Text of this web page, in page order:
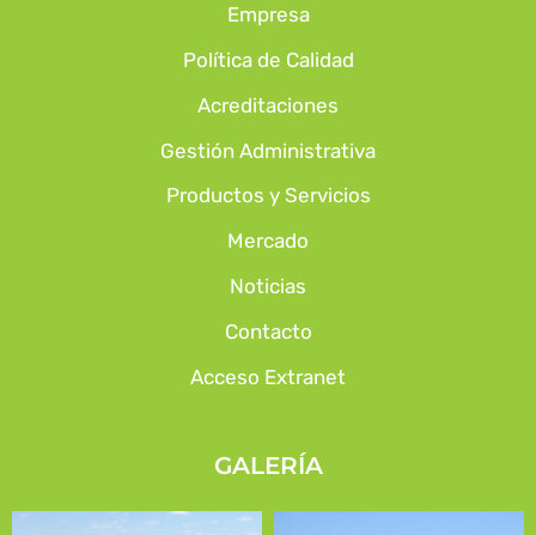
Empresa
Política de Calidad
Acreditaciones
Gestión Administrativa
Productos y Servicios
Mercado
Noticias
Contacto
Acceso Extranet
GALERÍA